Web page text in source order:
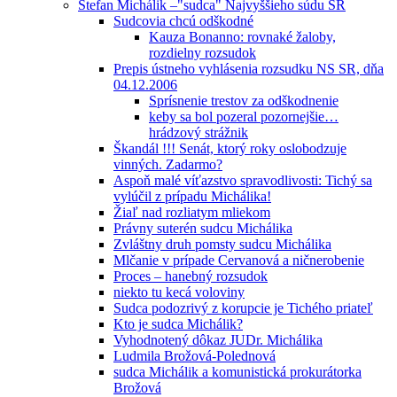
Štefan Michálik –"sudca" Najvyššieho súdu SR
Sudcovia chcú odškodné
Kauza Bonanno: rovnaké žaloby,
rozdielny rozsudok
Prepis ústneho vyhlásenia rozsudku NS SR, dňa
04.12.2006
Sprísnenie trestov za odškodnenie
keby sa bol pozeral pozornejšie…
hrádzový strážnik
Škandál !!! Senát, ktorý roky oslobodzuje
vinných. Zadarmo?
Aspoň malé víťazstvo spravodlivosti: Tichý sa
vylúčil z prípadu Michálika!
Žiaľ nad rozliatym mliekom
Právny suterén sudcu Michálika
Zvláštny druh pomsty sudcu Michálika
Mlčanie v prípade Cervanová a ničnerobenie
Proces – hanebný rozsudok
niekto tu kecá voloviny
Sudca podozrivý z korupcie je Tichého priateľ
Kto je sudca Michálik?
Vyhodnotený dôkaz JUDr. Michálika
Ludmila Brožová-Polednová
sudca Michálik a komunistická prokurátorka
Brožová